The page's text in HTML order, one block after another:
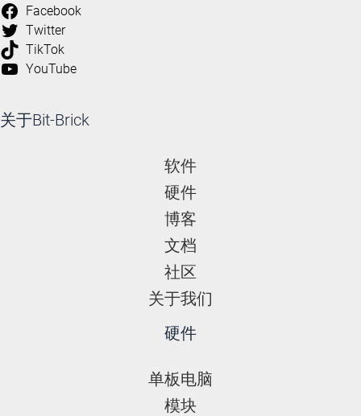
Facebook
Twitter
TikTok
YouTube
关于Bit-Brick
软件
硬件
博客
文档
社区
关于我们
硬件
单板电脑
模块